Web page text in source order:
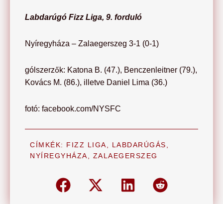
Labdarúgó Fizz Liga, 9. forduló
Nyíregyháza – Zalaegerszeg 3-1 (0-1)
gólszerzők: Katona B. (47.), Benczenleitner (79.),
Kovács M. (86.), illetve Daniel Lima (36.)
fotó: facebook.com/NYSFC
CÍMKÉK: FIZZ LIGA LABDARÚGÁS
NYÍREGYHÁZA
ZALAEGERSZEG